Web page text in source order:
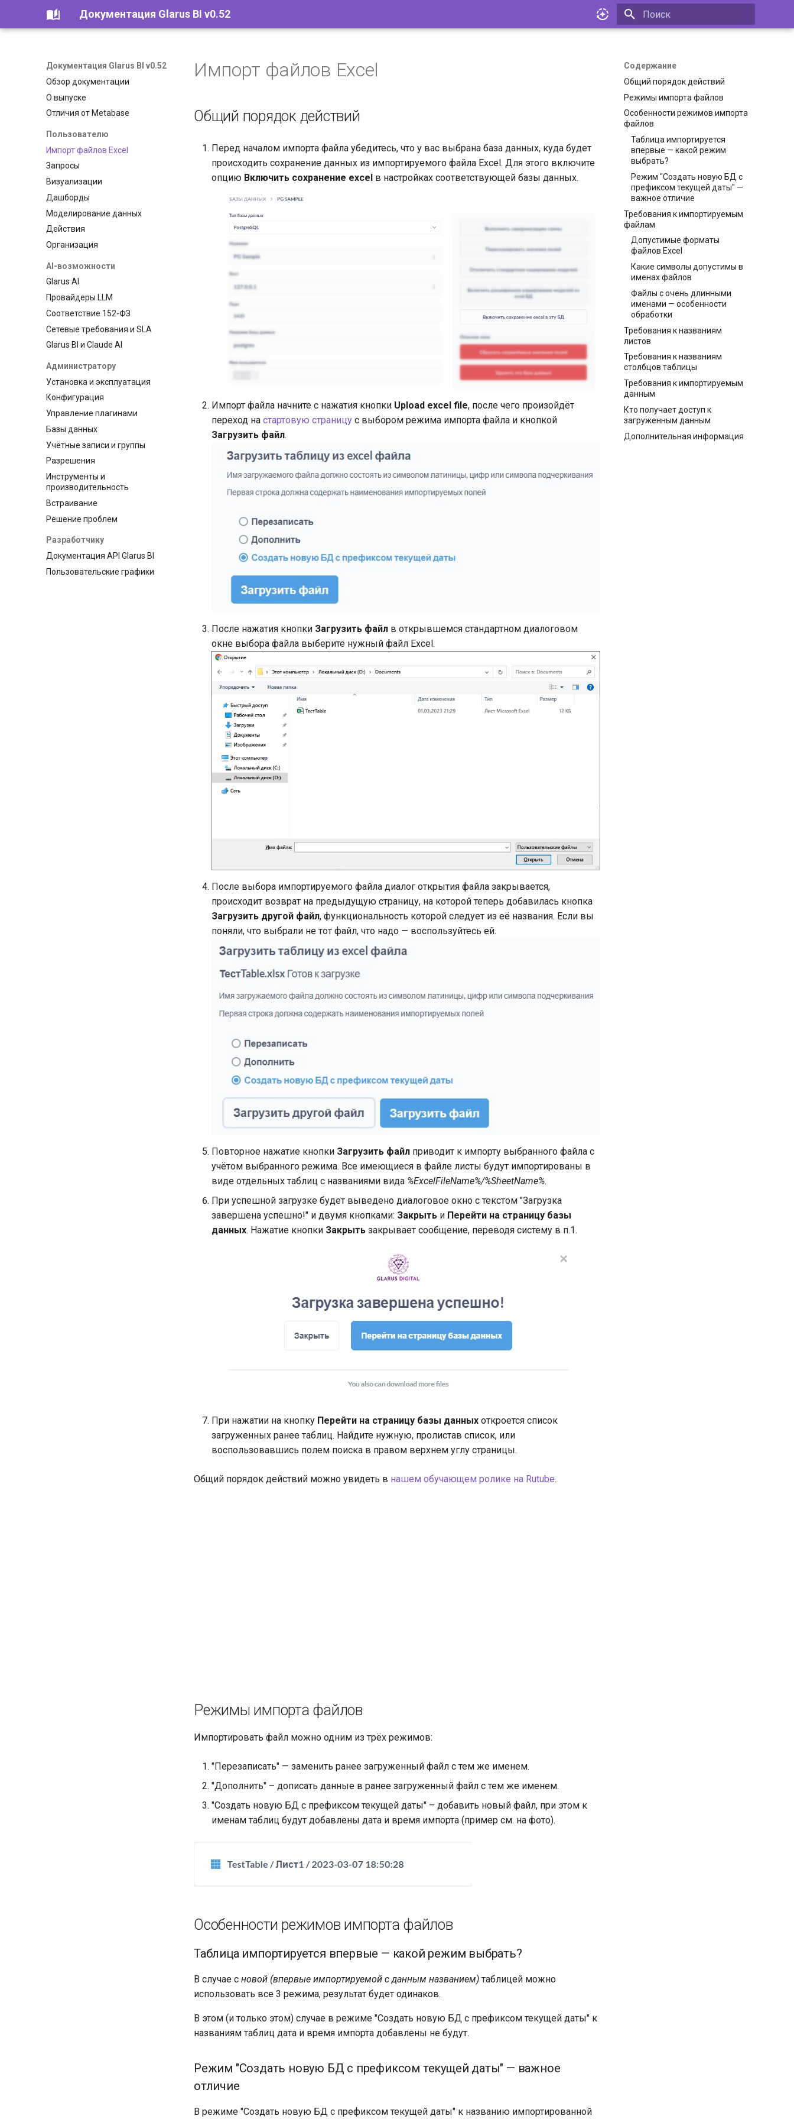
Документация Glarus BI v0.52
Документация Glarus BI v0.52
Обзор документации
О выпуске
Отличия от Metabase
Пользователю
Импорт файлов Excel
Запросы
Визуализации
Дашборды
Моделирование данных
Действия
Организация
AI-возможности
Glarus AI
Провайдеры LLM
Соответствие 152-ФЗ
Сетевые требования и SLA
Glarus BI и Claude AI
Администратору
Установка и эксплуатация
Конфигурация
Управление плагинами
Базы данных
Учётные записи и группы
Разрешения
Инструменты и
производительность
Встраивание
Решение проблем
Разработчику
Документация API Glarus BI
Пользовательские графики
Содержание
Общий порядок действий
Режимы импорта файлов
Особенности режимов импорта
файлов
Таблица импортируется
впервые — какой режим
выбрать?
Режим "Создать новую БД с
префиксом текущей даты" —
важное отличие
Требования к импортируемым
файлам
Допустимые форматы
файлов Excel
Какие символы допустимы в
именах файлов
Файлы с очень длинными
именами — особенности
обработки
Требования к названиям
листов
Требования к названиям
столбцов таблицы
Требования к импортируемым
данным
Кто получает доступ к
загруженным данным
Дополнительная информация
Импорт файлов Excel
Общий порядок действий
Перед началом импорта файла убедитесь, что у вас выбрана база данных, куда будет
происходить сохранение данных из импортируемого файла Excel. Для этого включите
опцию Включить сохранение excel в настройках соответствующей базы данных.
Импорт файла начните с нажатия кнопки Upload excel file, после чего произойдёт
переход на стартовую страницу с выбором режима импорта файла и кнопкой
Загрузить файл.
После нажатия кнопки Загрузить файл в открывшемся стандартном диалоговом
окне выбора файла выберите нужный файл Excel.
После выбора импортируемого файла диалог открытия файла закрывается,
происходит возврат на предыдущую страницу, на которой теперь добавилась кнопка
Загрузить другой файл, функциональность которой следует из её названия. Если вы
поняли, что выбрали не тот файл, что надо — воспользуйтесь ей.
Повторное нажатие кнопки Загрузить файл приводит к импорту выбранного файла с
учётом выбранного режима. Все имеющиеся в файле листы будут импортированы в
виде отдельных таблиц с названиями вида %ExcelFileName%/%SheetName%.
При успешной загрузке будет выведено диалоговое окно с текстом "Загрузка
завершена успешно!" и двумя кнопками: Закрыть и Перейти на страницу базы
данных. Нажатие кнопки Закрыть закрывает сообщение, переводя систему в п.1.
При нажатии на кнопку Перейти на страницу базы данных откроется список
загруженных ранее таблиц. Найдите нужную, пролистав список, или
воспользовавшись полем поиска в правом верхнем углу страницы.
Общий порядок действий можно увидеть в нашем обучающем ролике на Rutube.
Режимы импорта файлов
Импортировать файл можно одним из трёх режимов:
"Перезаписать" — заменить ранее загруженный файл с тем же именем.
"Дополнить" – дописать данные в ранее загруженный файл с тем же именем.
"Создать новую БД с префиксом текущей даты" – добавить новый файл, при этом к
именам таблиц будут добавлены дата и время импорта (пример см. на фото).
Особенности режимов импорта файлов
Таблица импортируется впервые — какой режим выбрать?
В случае с новой (впервые импортируемой с данным названием) таблицей можно
использовать все 3 режима, результат будет одинаков.
В этом (и только этом) случае в режиме "Создать новую БД с префиксом текущей даты" к
названиям таблиц дата и время импорта добавлены не будут.
Режим "Создать новую БД с префиксом текущей даты" — важное
отличие
В режиме "Создать новую БД с префиксом текущей даты" к названию импортированной